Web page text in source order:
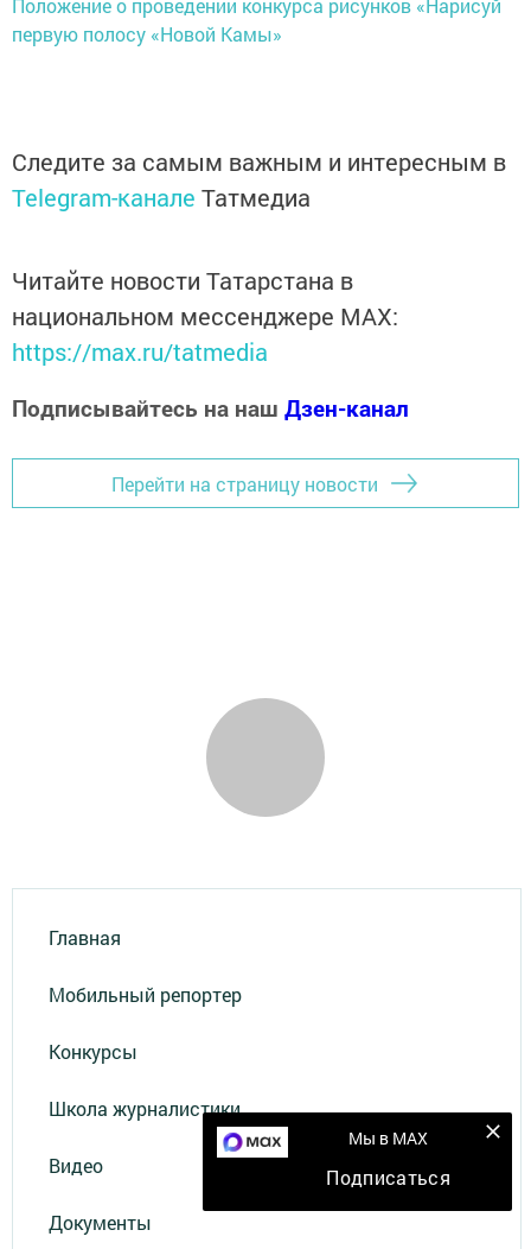
Положение о проведении конкурса рисунков «Нарисуй
первую полосу «Новой Камы»
Следите за самым важным и интересным в
Telegram-канале Татмедиа
Читайте новости Татарстана в
национальном мессенджере MАХ:
https://max.ru/tatmedia
Подписывайтесь на наш Дзен-канал
Перейти на страницу новости
Главная
Мобильный репортер
Конкурсы
Школа журналистики
Видео
Документы
Мы в MAX
Подписаться